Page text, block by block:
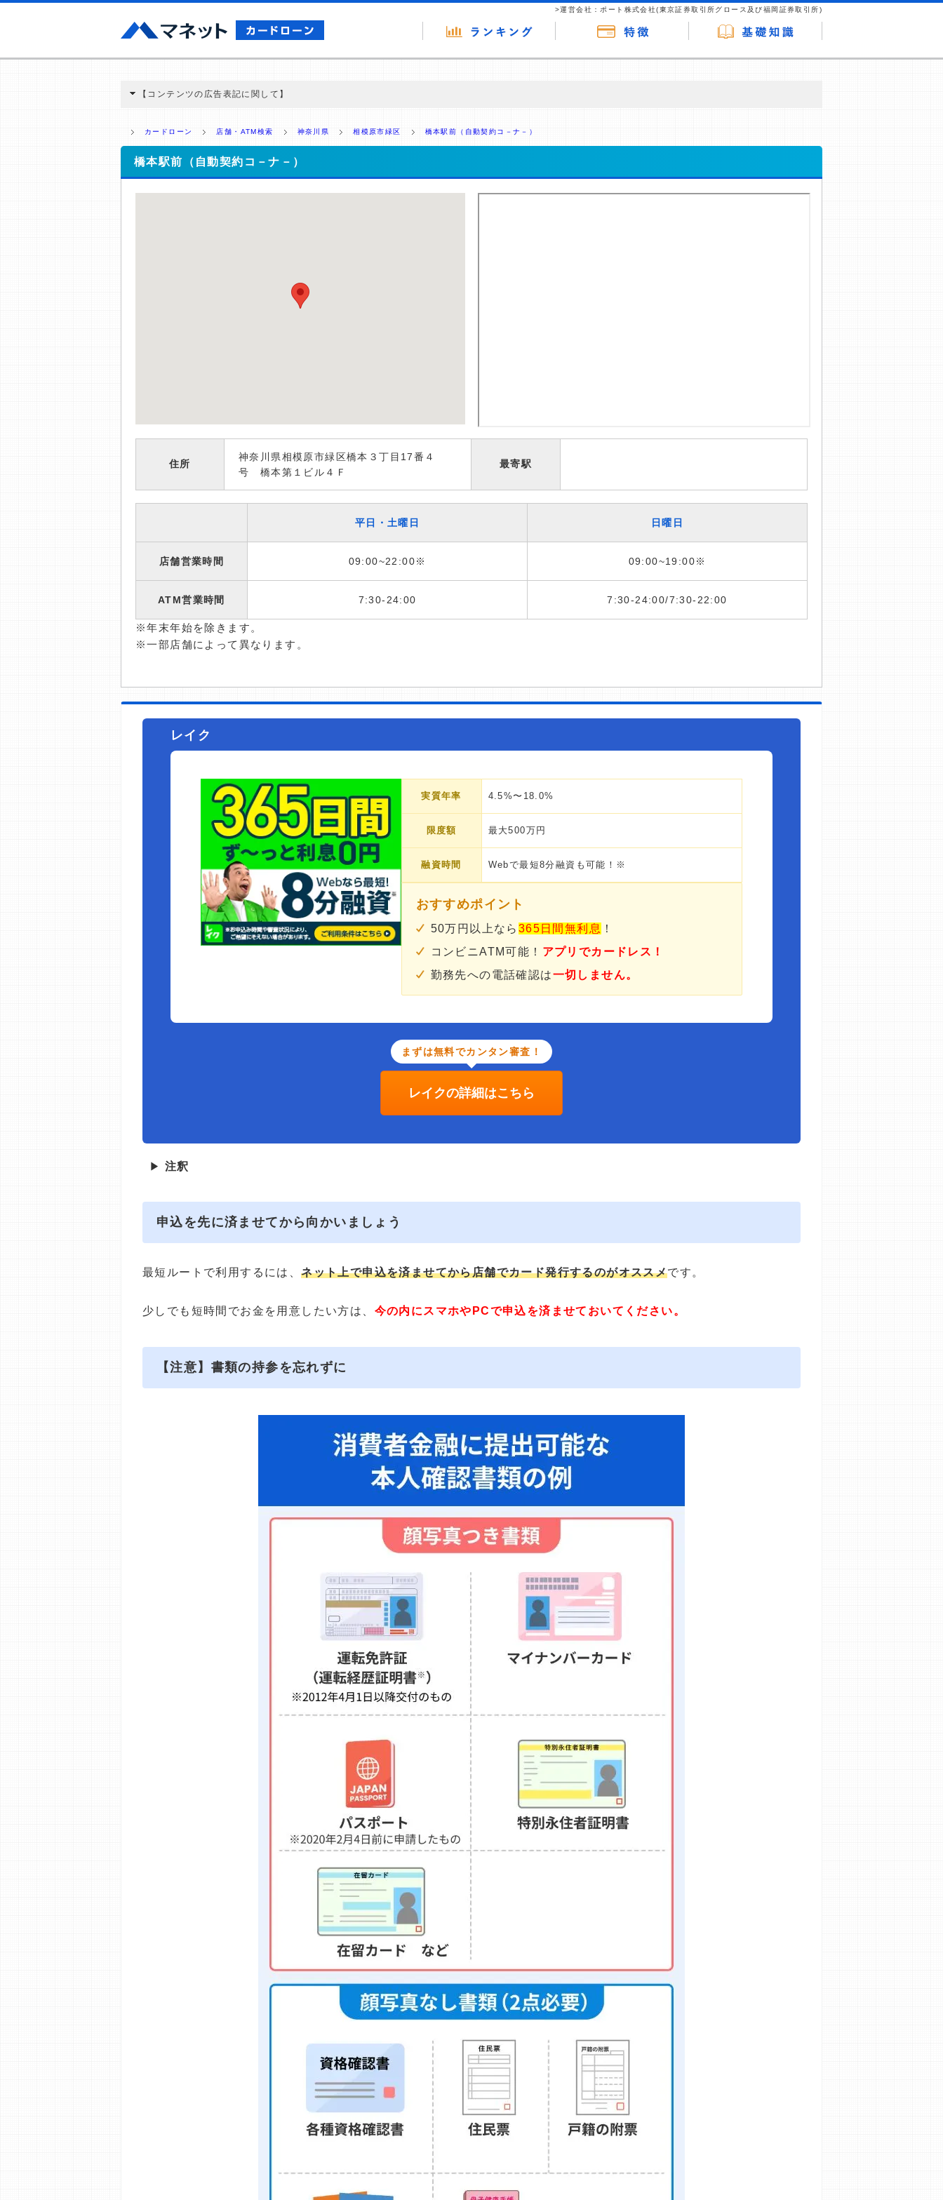
>運営会社：ポート株式会社(東京証券取引所グロース及び福岡証券取引所)
【コンテンツの広告表記に関して】
ミ収集などに基づき、公平性を担保した情報提供を行っています。
>提携企業一覧
カードローン 店舗・ATM検索 神奈川県 相模原市緑区 橋本駅前（自動契約コ－ナ－）
橋本駅前（自動契約コ－ナ－）
住所
神奈川県相模原市緑区橋本３丁目17番４
号 橋本第１ビル４Ｆ
最寄駅
平日・土曜日 日曜日
店舗営業時間 09:00~22:00※ 09:00~19:00※
ATM営業時間 7:30-24:00 7:30-24:00/7:30-22:00
※年末年始を除きます。
※一部店舗によって異なります。
レイク
実質年率 4.5%〜18.0%
限度額 最大500万円
融資時間 Webで最短8分融資も可能！※
おすすめポイント
50万円以上なら 365日間無利息 ！
コンビニATM可能！ アプリでカードレス！
勤務先への電話確認は一切しません。
まずは無料でカンタン審査！
レイクの詳細はこちら
▶ 注釈
申込を先に済ませてから向かいましょう
最短ルートで利用するには、ネット上で申込を済ませてから店舗でカード発行するのがオススメです。
少しでも短時間でお金を用意したい方は、 今の内にスマホやPCで申込を済ませておいてください。
【注意】書類の持参を忘れずに